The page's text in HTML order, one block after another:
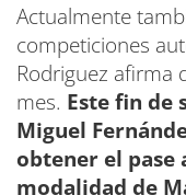
Actualmente
competiciones
Rodriguez afirma
mes. Este fin de
Miguel
obtener el pase
modalidad de